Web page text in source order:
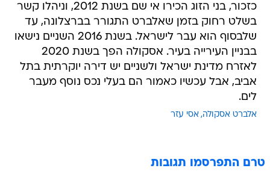
כזכור, בני הזוג הכירו אי שם בשנת 2012, וניהלו קשר
בשלט רחוק בזמן שאלברט התגורר בברצלונה, עד
שלבסוף הוא עבר לישראל. בשנת 2016 השניים נישאו
בבניין העירייה בעיר. אסקולה הפך בשנת 2020
לאזרח מדינת ישראל ולשניים יש דירה יוקרתית בתל
אביב, אבל עכשיו כאמור הם בעלי נכס נוסף מעבר
לים.
אלברט אסקולה אסי עזר
טרם התפרסמו תגובות